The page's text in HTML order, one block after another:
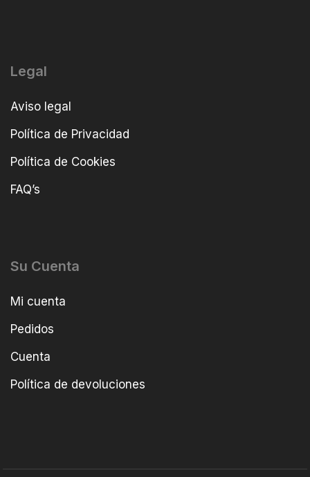
Legal
Aviso legal
Política de Privacidad
Política de Cookies
FAQ’s
Su Cuenta
Mi cuenta
Pedidos
Cuenta
Política de devoluciones